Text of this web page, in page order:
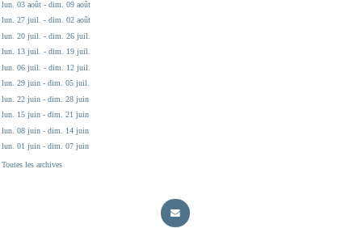
lun. 03 août - dim. 09 août
lun. 27 juil. - dim. 02 août
lun. 20 juil. - dim. 26 juil.
lun. 13 juil. - dim. 19 juil.
lun. 06 juil. - dim. 12 juil.
lun. 29 juin - dim. 05 juil.
lun. 22 juin - dim. 28 juin
lun. 15 juin - dim. 21 juin
lun. 08 juin - dim. 14 juin
lun. 01 juin - dim. 07 juin
Toutes les archives